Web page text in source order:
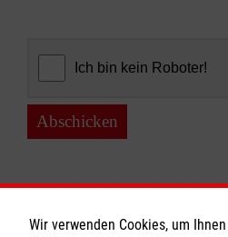
Abschicken
Wir verwenden Cookies, um